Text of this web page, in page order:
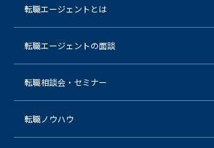
転職エージェントとは
転職エージェントの面談
転職相談会・セミナー
転職ノウハウ